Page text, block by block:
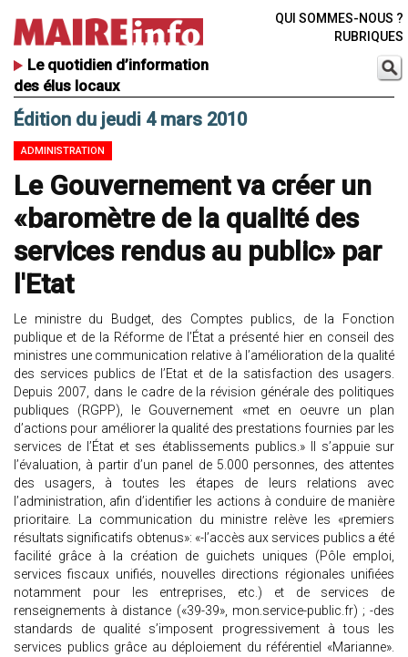
Le quotidien d’information
des élus locaux
QUI SOMMES-NOUS ?
RUBRIQUES
Édition du jeudi 4 mars 2010
ADMINISTRATION
Le Gouvernement va créer un
«baromètre de la qualité des
services rendus au public» par
l'Etat
Le ministre du Budget, des Comptes publics, de la Fonction
publique et de la Réforme de l’État a présenté hier en conseil des
ministres une communication relative à l’amélioration de la qualité
des services publics de l’Etat et de la satisfaction des usagers.
Depuis 2007, dans le cadre de la révision générale des politiques
publiques (RGPP), le Gouvernement «met en oeuvre un plan
d’actions pour améliorer la qualité des prestations fournies par les
services de l’État et ses établissements publics.» Il s’appuie sur
l’évaluation, à partir d’un panel de 5.000 personnes, des attentes
des usagers, à toutes les étapes de leurs relations avec
l’administration, afin d’identifier les actions à conduire de manière
prioritaire. La communication du ministre relève les «premiers
résultats significatifs obtenus»: «-l’accès aux services publics a été
facilité grâce à la création de guichets uniques (Pôle emploi,
services fiscaux unifiés, nouvelles directions régionales unifiées
notamment pour les entreprises, etc.) et de services de
renseignements à distance («39-39», mon.service-public.fr) ; -des
standards de qualité s’imposent progressivement à tous les
services publics grâce au déploiement du référentiel «Marianne».